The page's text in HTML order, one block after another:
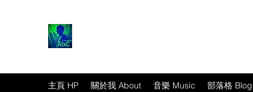
主頁 HP 關於我 About 音樂 Music 部落格 Blog